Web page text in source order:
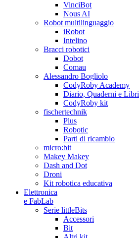
VinciBot
Nous AI
Robot multilinguaggio
iRobot
Intelino
Bracci robotici
Dobot
Comau
Alessandro Bogliolo
CodyRoby Academy
Diario, Quaderni e Libri
CodyRoby kit
fischertechnik
Plus
Robotic
Parti di ricambio
micro:bit
Makey Makey
Dash and Dot
Droni
Kit robotica educativa
Elettronica
e FabLab
Serie littleBits
Accessori
Bit